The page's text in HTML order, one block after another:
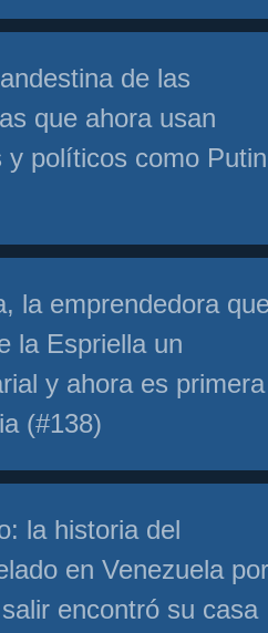
de las
que ahora usan
y políticos como Putin
la emprendedora
la Espriella un
y ahora es primera
(#138)
la historia del
en Venezuela por
encontró su casa